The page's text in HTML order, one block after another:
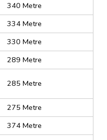
340 Metre
334 Metre
330 Metre
289 Metre
285 Metre
275 Metre
374 Metre